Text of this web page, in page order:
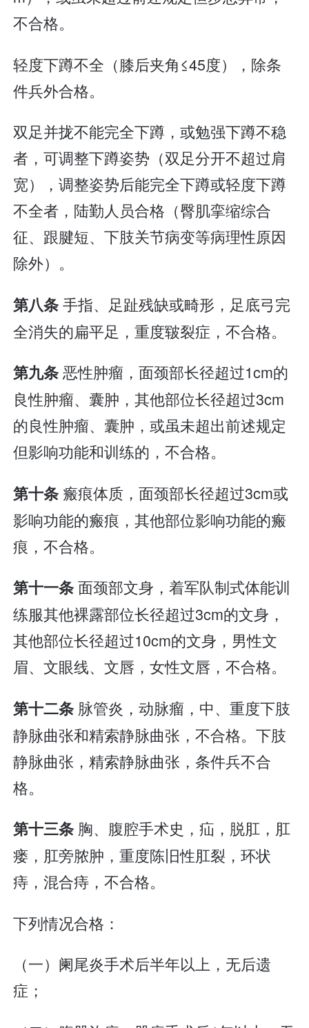
不合格。
轻度下蹲不全（膝后夹角≤45度），除条
件兵外合格。
双足并拢不能完全下蹲，或勉强下蹲不稳
者，可调整下蹲姿势（双足分开不超过肩
宽），调整姿势后能完全下蹲或轻度下蹲
不全者，陆勤人员合格（臀肌挛缩综合
征、跟腱短、下肢关节病变等病理性原因
除外）。
第八条手指、足趾残缺或畸形，足底弓完
全消失的扁平足，重度皲裂症，不合格。
第九条恶性肿瘤，面颈部长径超过1cm的
良性肿瘤、囊肿，其他部位长径超过3cm
的良性肿瘤、囊肿，或虽未超出前述规定
但影响功能和训练的，不合格。
第十条 瘢痕体质，面颈部长径超过3cm或
影响功能的瘢痕，其他部位影响功能的瘢
痕，不合格。
第十一条面颈部文身，着军队制式体能训
练服其他裸露部位长径超过3cm的文身，
其他部位长径超过10cm的文身，男性文
眉、文眼线、文唇，女性文唇，不合格。
第十二条 脉管炎，动脉瘤，中、重度下肢
静脉曲张和精索静脉曲张，不合格。下肢
静脉曲张，精索静脉曲张，条件兵不合
格。
第十三条 胸、腹腔手术史，疝，脱肛，肛
瘘，肛旁脓肿，重度陈旧性肛裂，环状
痔，混合痔，不合格。
下列情况合格：
（一）阑尾炎手术后半年以上，无后遗
症；